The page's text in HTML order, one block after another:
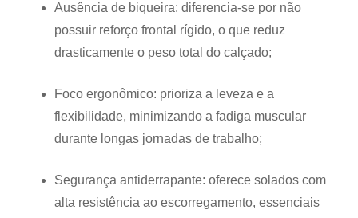
Ausência de biqueira: diferencia-se por não
possuir reforço frontal rígido, o que reduz
drasticamente o peso total do calçado;
Foco ergonômico: prioriza a leveza e a
flexibilidade, minimizando a fadiga muscular
durante longas jornadas de trabalho;
Segurança antiderrapante: oferece solados com
alta resistência ao escorregamento, essenciais